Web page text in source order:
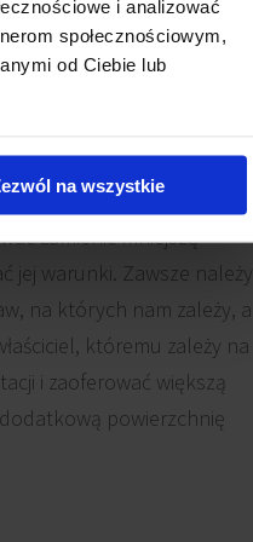
i analizować
społecznościowym,
od Ciebie lub
na wszystkie
Radziłabym także,
opcje alternatywne. Jeżeli
budynku. W przypadku
zamienić mniejszą
jej warunki. Zawsze należy
na których nam zależy, a
któremu zależy na
i zaoferować większą
powierzchnię